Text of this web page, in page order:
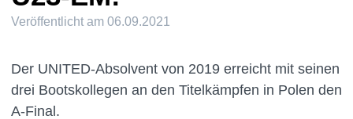
Veröffentlicht am 06.09.2021
Der UNITED-Absolvent von 2019 erreicht mit seinen
drei Bootskollegen an den Titelkämpfen in Polen den
A-Final.